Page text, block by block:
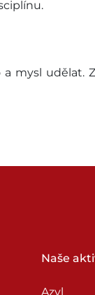
mysl udělat.
Naše
Azyl